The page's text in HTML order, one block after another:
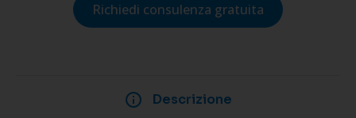
Richiedi consulenza gratuita
Descrizione